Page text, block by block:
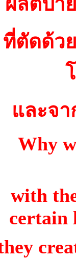
ที่ตัดด้ว
และจ
Why
with
certain